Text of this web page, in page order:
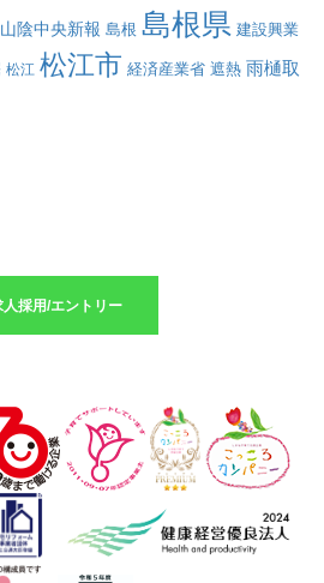
山陰中央新報 島根 島根県 建設興業
松江 松江市 経済産業省 遮熱 雨樋取
人採用/エントリー